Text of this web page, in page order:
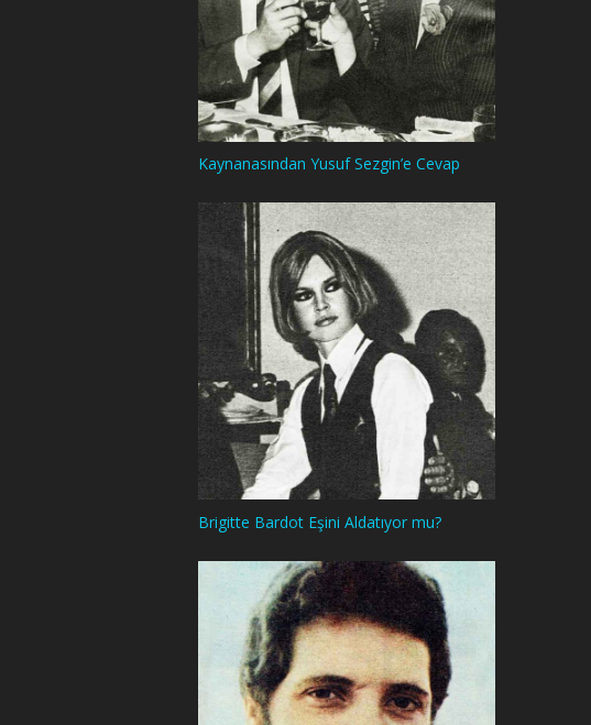
Kaynanasından Yusuf Sezgin’e Cevap
Brigitte Bardot Eşini Aldatıyor mu?